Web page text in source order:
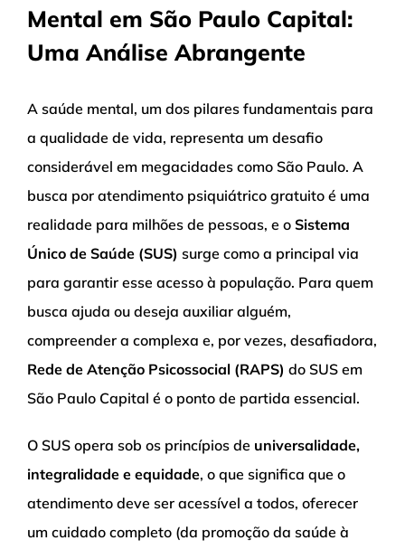
Mental em São Paulo Capital:
Uma Análise Abrangente
A saúde mental, um dos pilares fundamentais para
a qualidade de vida, representa um desafio
considerável em megacidades como São Paulo. A
busca por atendimento psiquiátrico gratuito é uma
realidade para milhões de pessoas, e o Sistema
Único de Saúde (SUS) surge como a principal via
para garantir esse acesso à população. Para quem
busca ajuda ou deseja auxiliar alguém,
compreender a complexa e, por vezes, desafiadora,
Rede de Atenção Psicossocial (RAPS) do SUS em
São Paulo Capital é o ponto de partida essencial.
O SUS opera sob os princípios de universalidade,
integralidade e equidade, o que significa que o
atendimento deve ser acessível a todos, oferecer
um cuidado completo (da promoção da saúde à